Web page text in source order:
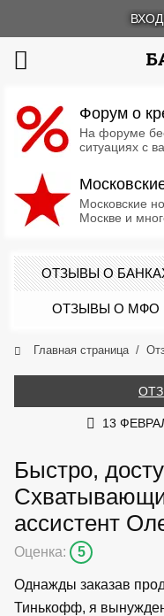
ВХОД
Форум о
На форуме
ситуациях с
Московские
Москве и
ОТЗЫВЫ О
ОТЗЫВЫ О МФО
Главная страница
13
Быстро,
ассистент
Оценка: 5
Однажды заказав
Тинькофф, я